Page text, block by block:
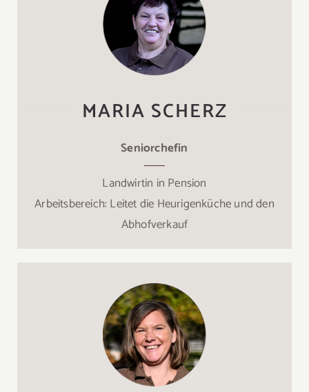
MARIA SCHERZ
Seniorchefin
Landwirtin in Pension
Arbeitsbereich: Leitet die Heurigenküche und den
Abhofverkauf